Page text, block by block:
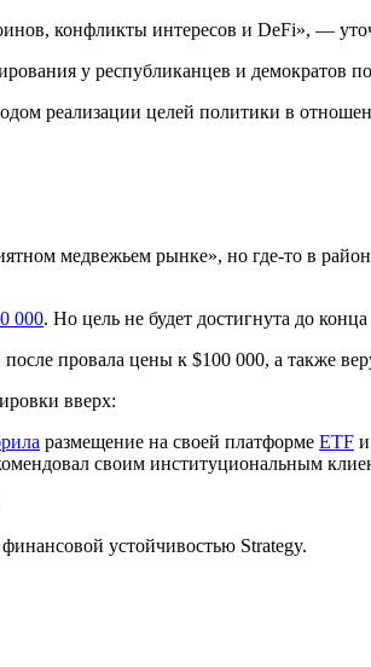
конфликты интересов и DeFi», —
у республиканцев и демократов
реализации целей политики в
медвежьем рынке», но где-то в
000. Но цель не будет достигнута до конца
провала цены к $100 000, а также
вверх:
размещение на своей платформе ETF
своим институциональным
устойчивостью Strategy.